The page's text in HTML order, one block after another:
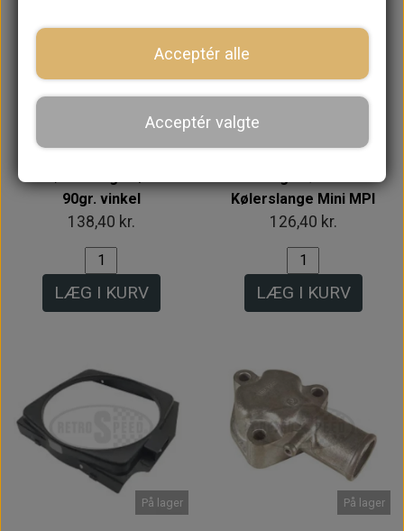
90gr. vinkel
138,40 kr.
LÆG I KURV
Kølerslange Mini MPI
126,40 kr.
LÆG I KURV
På lager På lager
Acceptér alle
Acceptér valgte